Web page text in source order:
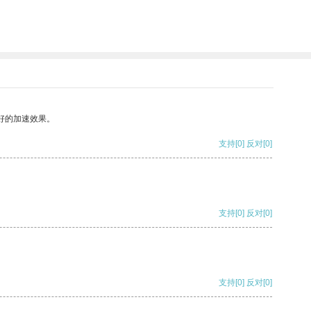
加速效果。
支持[0] 反对[0]
支持[0] 反对[0]
支持[0] 反对[0]